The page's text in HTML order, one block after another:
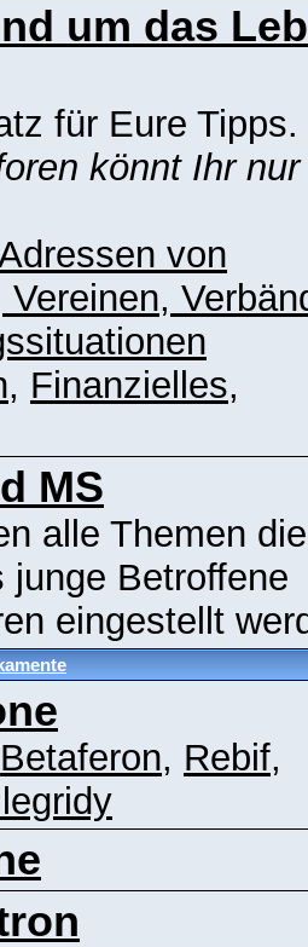
um das
für Eure Tipps.
könnt Ihr nur
von
Vereinen,
, Finanzielles,
MS
alle Themen die
junge Betroffene
eingestellt
Betaferon, Rebif,